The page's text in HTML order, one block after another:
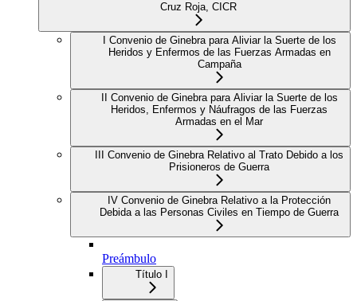
Cruz Roja, CICR
I Convenio de Ginebra para Aliviar la Suerte de los
Heridos y Enfermos de las Fuerzas Armadas en
Campaña
II Convenio de Ginebra para Aliviar la Suerte de los
Heridos, Enfermos y Náufragos de las Fuerzas
Armadas en el Mar
III Convenio de Ginebra Relativo al Trato Debido a los
Prisioneros de Guerra
IV Convenio de Ginebra Relativo a la Protección
Debida a las Personas Civiles en Tiempo de Guerra
Preámbulo
Título I